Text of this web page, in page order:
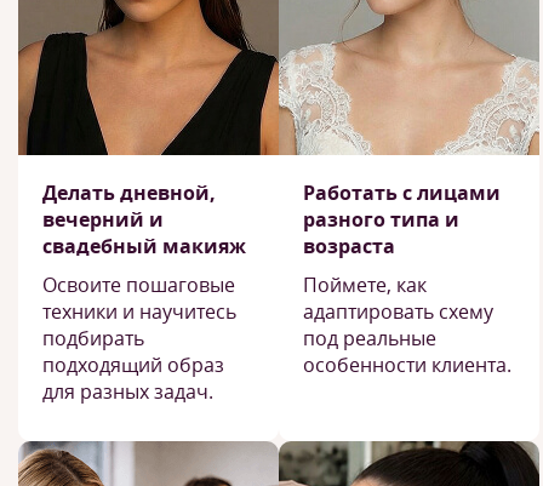
Делать дневной,
вечерний и
свадебный макияж
Освоите пошаговые
техники и научитесь
подбирать
подходящий образ
для разных задач.
Работать с лицами
разного типа и
возраста
Поймете, как
адаптировать схему
под реальные
особенности клиента.